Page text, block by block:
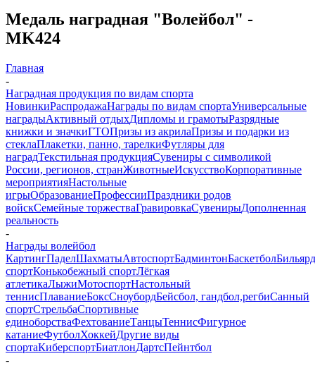
Медаль наградная "Волейбол" -
MK424
Главная
-
Наградная продукция по видам спорта
НовинкиРаспродажаНаграды по видам спортаУниверсальные
наградыАктивный отдыхДипломы и грамотыРазрядные
книжки и значкиГТОПризы из акрилаПризы и подарки из
стеклаПлакетки, панно, тарелкиФутляры для
наградТекстильная продукцияСувениры с символикой
России, регионов, странЖивотныеИскусствоКорпоративные
мероприятияНастольные
игрыОбразованиеПрофессииПраздники родов
войскСемейные торжестваГравировкаСувенирыДополненная
реальность
-
Награды волейбол
КартингПаделШахматыАвтоспортБадминтонБаскетболБильярд
спортКонькобежный спортЛёгкая
атлетикаЛыжиМотоспортНастольный
теннисПлаваниеБоксСноубордБейсбол, гандбол,регбиСанный
спортСтрельбаСпортивные
единоборстваФехтованиеТанцыТеннисФигурное
катаниеФутболХоккейДругие виды
спортаКиберспортБиатлонДартсПейнтбол
-